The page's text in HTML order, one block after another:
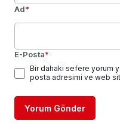
Ad*
E-Posta*
Bir dahaki sefere yorum
posta adresimi ve web
Yorum Gönder